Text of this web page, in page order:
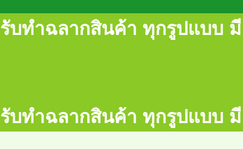
ทำฉลากสินค้า ทุกรูปแบบ มี
ทำฉลากสินค้า ทุกรูปแบบ มี